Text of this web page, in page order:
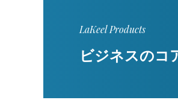
LaKeel Products
ビジネスのコ